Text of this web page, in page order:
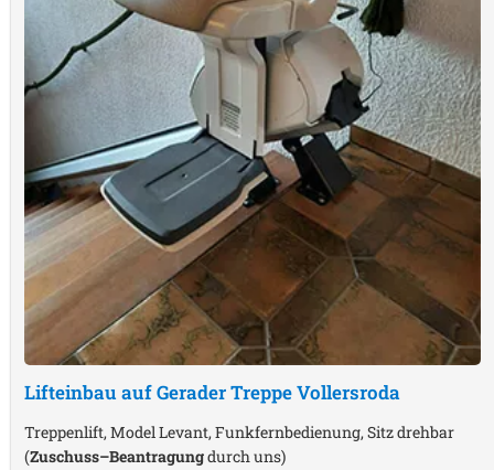
Lifteinbau auf Gerader TreppeVollersroda
Treppenlift, Model Levant, Funkfernbedienung, Sitz drehbar
(Zuschuss–Beantragungdurch uns)